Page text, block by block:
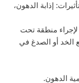
إذابة الدهون،
من 30 إلى 60 دقيقة لإجراء منطقة تحت
دمجها مع الخد أو الصدغ في
الدهون.